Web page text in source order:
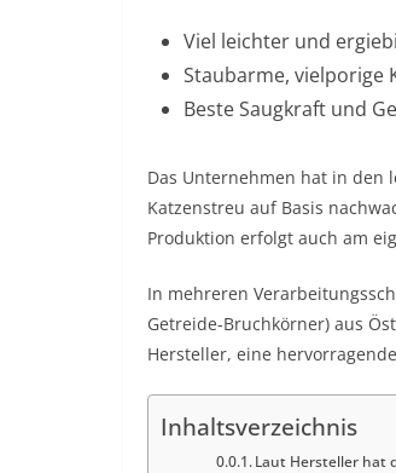
Viel leichter und
Staubarme, vielporige
Beste Saugkraft und
Das Unternehmen hat in den
Katzenstreu auf Basis
Produktion erfolgt auch am
In mehreren
Getreide-Bruchkörner) aus
Hersteller, eine
Inhaltsverzeichnis
Laut Hersteller hat